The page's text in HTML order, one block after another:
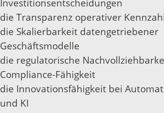
Investitionsentscheidungen
die Transparenz operativer
die Skalierbarkeit datengetriebener
Geschäftsmodelle
die regulatorische
Compliance-Fähigkeit
die Innovationsfähigkeit bei
und KI